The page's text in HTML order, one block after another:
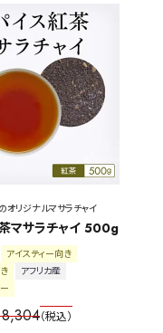
オリジナルマサラチャイ
マサラチャイ 500g
アイスティー向き
アフリカ産
8,304 税込